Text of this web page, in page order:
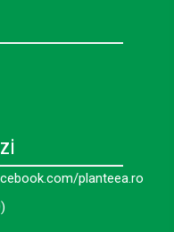
planteea.ro